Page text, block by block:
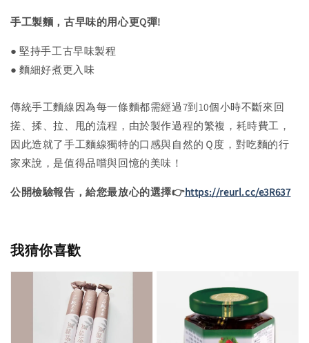
手工製麵，古早味的用心更Q彈!
● 堅持手工古早味製程
● 麵細好煮更入味
傳統手工麵線因為每一條麵都需經過7到10個小時不斷來回
搓、揉、拉、甩的流程，由於製作過程的繁複，耗時費工，
因此造就了手工麵線獨特的口感與自然的Ｑ度，對吃麵的行
家來說，是值得品嚐與回憶的美味！
公開檢驗報告，給您最放心的選擇👉https://reurl.cc/e3R637
我猜你喜歡